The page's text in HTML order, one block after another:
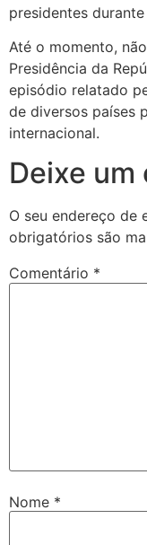
presidentes
Até o momento,
Presidência da
episódio relatado
de diversos países
internacional.
Deixe
O seu endereço de
obrigatórios são
Comentário *
Nome *